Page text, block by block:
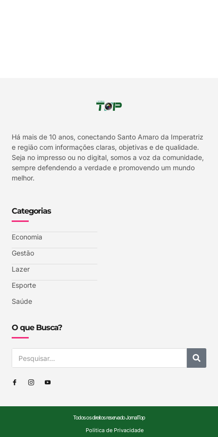
Há mais de 10 anos, conectando Santo Amaro da Imperatriz
e região com informações claras, objetivas e de qualidade.
Seja no impresso ou no digital, somos a voz da comunidade,
sempre defendendo a verdade e promovendo um mundo
melhor.
Categorias
Economia
Gestão
Lazer
Esporte
Saúde
O que Busca?
Todos os direitos reservado JornalTop
Politica de Privacidade